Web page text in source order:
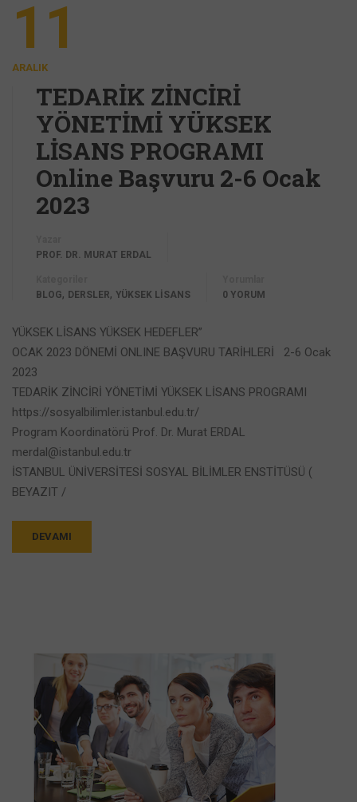
11
ARALIK
TEDARİK ZİNCİRİ
YÖNETİMİ YÜKSEK
LİSANS PROGRAMI
Online Başvuru 2-6 Ocak
2023
PROF. DR. MURAT ERDAL
BLOG, DERSLER, YÜKSEK LİSANS
0 YORUM
YÜKSEK LİSANS YÜKSEK HEDEFLER”
OCAK 2023 DÖNEMİ ONLINE BAŞVURU TARİHLERİ 2-6 Ocak
2023
TEDARİK ZİNCİRİ YÖNETİMİ YÜKSEK LİSANS PROGRAMI
https://sosyalbilimler.istanbul.edu.tr/
Program Koordinatörü Prof. Dr. Murat ERDAL
merdal@istanbul.edu.tr
İSTANBUL ÜNİVERSİTESİ SOSYAL BİLİMLER ENSTİTÜSÜ (
BEYAZIT /
DEVAMI